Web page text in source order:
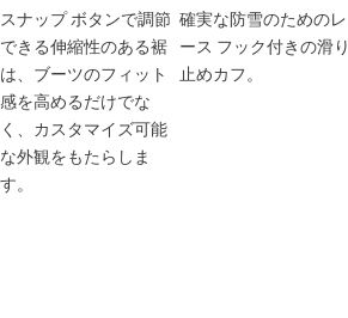
スナップ ボタンで調節
できる伸縮性のある裾
は、ブーツのフィット
感を高めるだけでな
く、カスタマイズ可能
な外観をもたらしま
す。
確実な防雪のためのレ
ース フック付きの滑り
止めカフ。